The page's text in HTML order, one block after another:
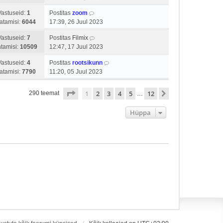
1
6044
Postitas zoom
17:39, 26 Juul 2023
7
10509
Postitas Filmix
12:47, 17 Juul 2023
4
7790
Postitas rootsikunn
11:20, 05 Juul 2023
290 teemat . leht 12 -st
1 2 3 4 5 … 12
Hüppa